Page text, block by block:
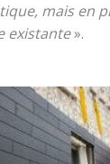
mais en
existante».